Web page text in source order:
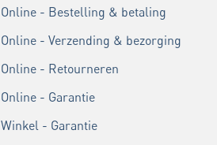
Online - Bestelling & betaling
Online - Verzending & bezorging
Online - Retourneren
Online - Garantie
Winkel - Garantie